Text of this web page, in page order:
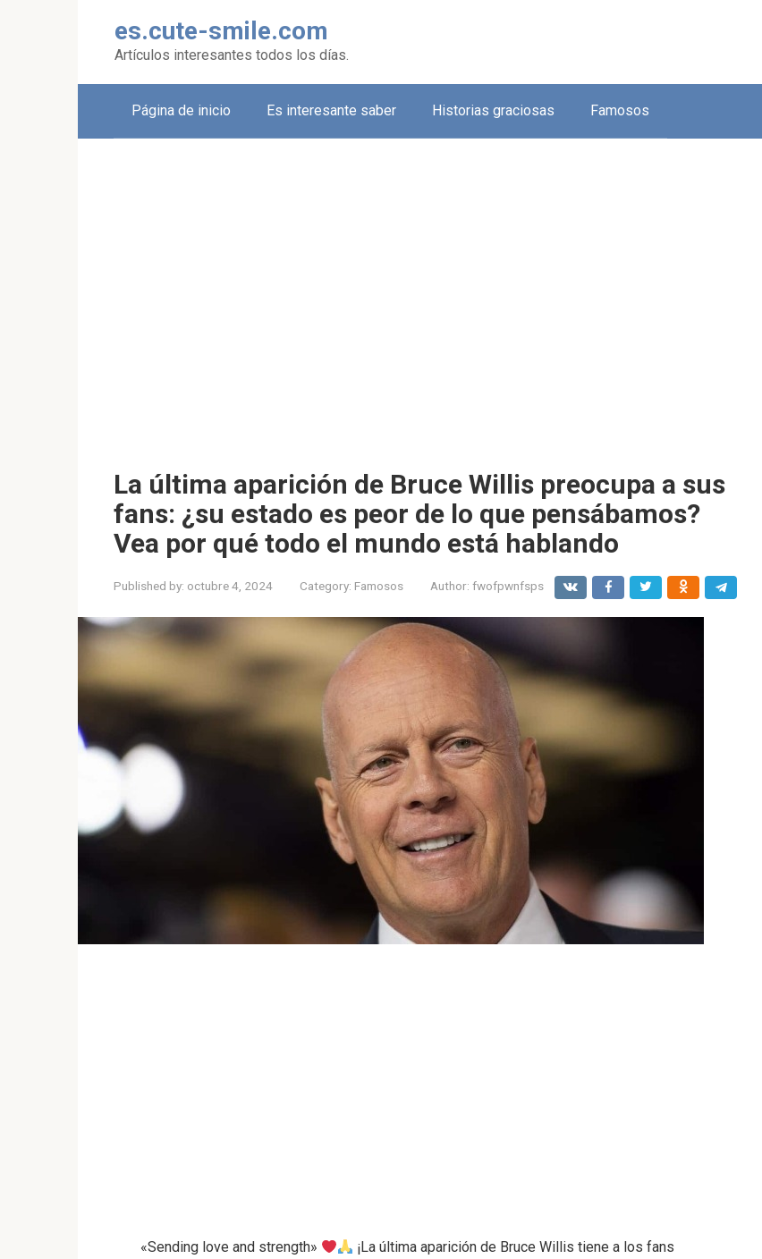
es.cute-smile.com
Artículos interesantes todos los días.
Página de inicio Es interesante saber Historias graciosas Famosos
La última aparición de Bruce Willis preocupa a sus
fans: ¿su estado es peor de lo que pensábamos?
Vea por qué todo el mundo está hablando
Published by: octubre 4, 2024 Category: Famosos Author: fwofpwnfsps
«Sending love and strength»
¡La última aparición de Bruce Willis tiene a los fans